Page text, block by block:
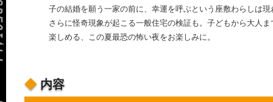
子の結婚を願う一家の前に、幸運を呼ぶという座敷わらしは
さらに怪奇現象が起こる一般住宅の検証も。子どもから大人
楽しめる、この夏最恐の怖い夜をお楽しみに。
◆ 内容